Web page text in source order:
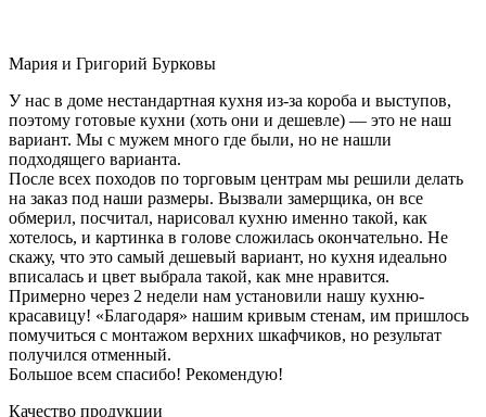
Мария и Григорий Бурковы
У нас в доме нестандартная кухня из-за короба и выступов,
поэтому готовые кухни (хоть они и дешевле) — это не наш
вариант. Мы с мужем много где были, но не нашли
подходящего варианта.
После всех походов по торговым центрам мы решили делать
на заказ под наши размеры. Вызвали замерщика, он все
обмерил, посчитал, нарисовал кухню именно такой, как
хотелось, и картинка в голове сложилась окончательно. Не
скажу, что это самый дешевый вариант, но кухня идеально
вписалась и цвет выбрала такой, как мне нравится.
Примерно через 2 недели нам установили нашу кухню-
красавицу! «Благодаря» нашим кривым стенам, им пришлось
помучиться с монтажом верхних шкафчиков, но результат
получился отменный.
Большое всем спасибо! Рекомендую!
Качество продукции